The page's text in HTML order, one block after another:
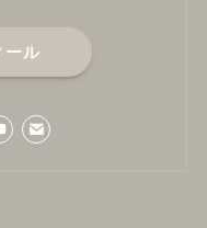
ール